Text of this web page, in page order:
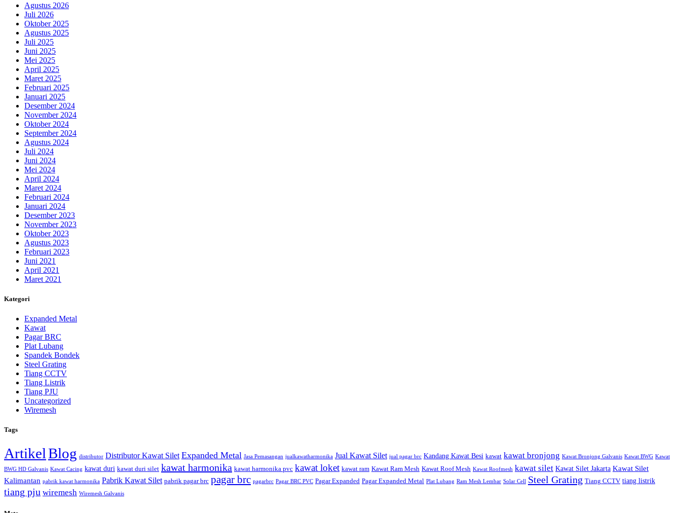
Agustus 2026
Juli 2026
Oktober 2025
Agustus 2025
Juli 2025
Juni 2025
Mei 2025
April 2025
Maret 2025
Februari 2025
Januari 2025
Desember 2024
November 2024
Oktober 2024
September 2024
Agustus 2024
Juli 2024
Juni 2024
Mei 2024
April 2024
Maret 2024
Februari 2024
Januari 2024
Desember 2023
November 2023
Oktober 2023
Agustus 2023
Februari 2023
Juni 2021
April 2021
Maret 2021
Kategori
Expanded Metal
Kawat
Pagar BRC
Plat Lubang
Spandek Bondek
Steel Grating
Tiang CCTV
Tiang Listrik
Tiang PJU
Uncategorized
Wiremesh
Tags
ArtikelBlog distributor Distributor Kawat Silet Expanded Metal Jasa Pemasangan jualkawatharmonika Jual Kawat Silet jual pagar brc Kandang Kawat Besi kawat kawat bronjong Kawat Bronjong Galvanis Kawat BWG Kawat
BWG HD Galvanis Kawat Cacing kawat duri kawat duri silet kawat harmonika kawat harmonika pvc kawat loket kawat ram Kawat Ram Mesh Kawat Roof Mesh Kawat Roofmesh kawat silet Kawat Silet Jakarta Kawat Silet
Kalimantan pabrik kawat harmonika Pabrik Kawat Silet pabrik pagar brc pagar brc pagarbrc Pagar BRC PVC Pagar Expanded Pagar Expanded Metal Plat Lubang Ram Mesh Lembar Solar Cell Steel Grating Tiang CCTV tiang listrik
tiang pju wiremesh Wiremesh Galvanis